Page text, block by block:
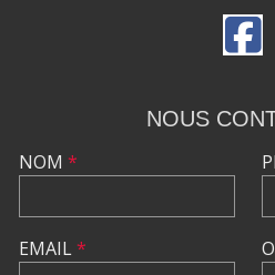
NOUS
NOM *
EMAIL*